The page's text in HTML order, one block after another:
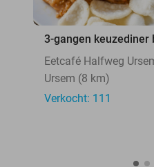
3-gangen keuzediner
Eetcafé Halfweg
Ursem (8 km)
Verkocht: 111